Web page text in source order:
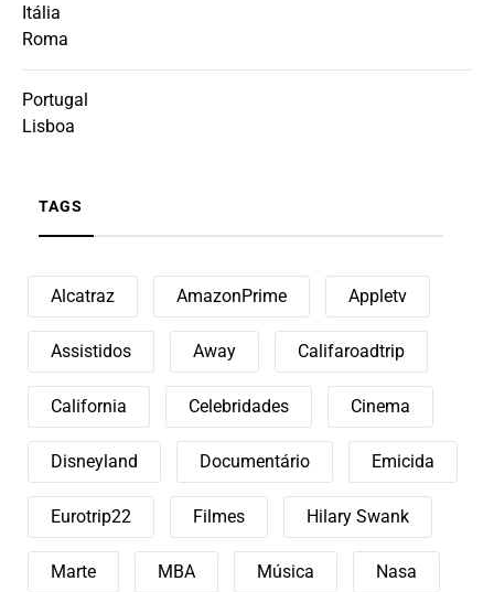
Itália
Roma
Portugal
Lisboa
TAGS
Alcatraz AmazonPrime Appletv
Assistidos Away Califaroadtrip
California Celebridades Cinema
Disneyland Documentário Emicida
Eurotrip22 Filmes Hilary Swank
Marte MBA Música Nasa